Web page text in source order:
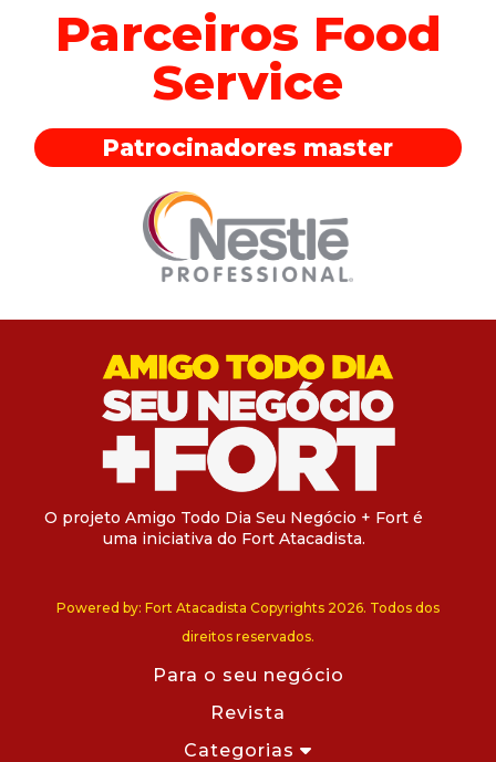
Parceiros Food
Service
Patrocinadores master
O projeto Amigo Todo Dia Seu Negócio + Fort é
uma iniciativa do Fort Atacadista.
Powered by: Fort Atacadista Copyrights 2026. Todos dos
direitos reservados.
Para o seu negócio
Revista
Categorias